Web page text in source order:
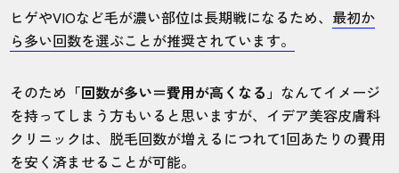
ヒゲやVIOなど毛が濃い部位は長期戦になるため、 最初か
ら多い回数を選ぶことが推奨されています。
そのため 「回数が多い＝費用が高くなる」 なんてイメージ
を持ってしまう方もいると思いますが、イデア美容皮膚科
クリニックは、脱毛回数が増えるにつれて1回あたりの費用
を安く済ませることが可能。